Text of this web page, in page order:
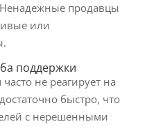
продавцы
или
поддержки
не реагирует на
быстро, что
с нерешенными